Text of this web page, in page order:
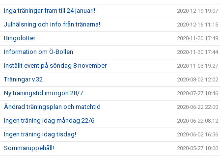
Inga träningar fram till 24 januari! 2020-12-19 19:07
Julhälsning och info från tränarna! 2020-12-16 11:15
Bingolotter 2020-11-30 17:49
Information om Ö-Bollen 2020-11-30 17:44
Inställt event på söndag 8 november 2020-11-03 19:27
Träningar v.32 2020-08-02 12:02
Ny träningstid imorgon 28/7 2020-07-27 18:46
Ändrad träningsplan och matchtid 2020-06-22 22:00
Ingen träning idag måndag 22/6 2020-06-22 08:12
Ingen träning idag tisdag! 2020-06-02 16:36
Sommaruppehåll! 2020-05-27 10:00